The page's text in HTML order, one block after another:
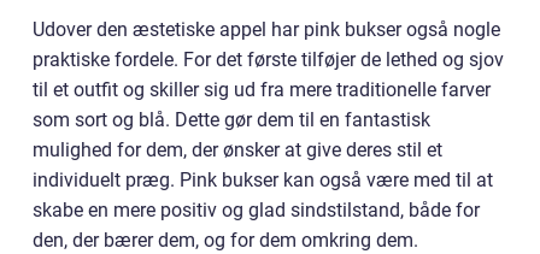
Udover den æstetiske appel har pink bukser også nogle
praktiske fordele. For det første tilføjer de lethed og sjov
til et outfit og skiller sig ud fra mere traditionelle farver
som sort og blå. Dette gør dem til en fantastisk
mulighed for dem, der ønsker at give deres stil et
individuelt præg. Pink bukser kan også være med til at
skabe en mere positiv og glad sindstilstand, både for
den, der bærer dem, og for dem omkring dem.